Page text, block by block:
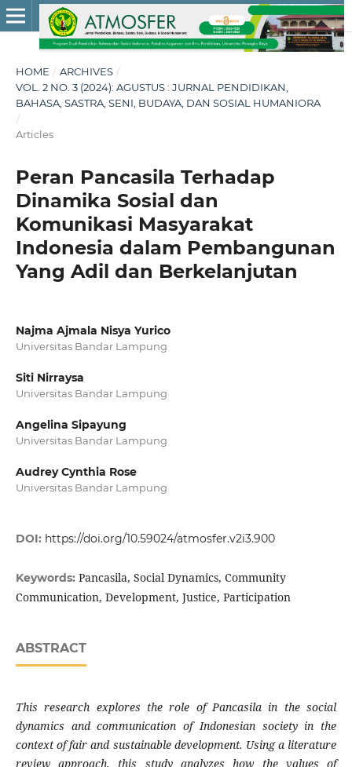
HOME / ARCHIVES /
VOL. 2 NO. 3 (2024): AGUSTUS : JURNAL PENDIDIKAN,
BAHASA, SASTRA, SENI, BUDAYA, DAN SOSIAL HUMANIORA
/
Articles
Peran Pancasila Terhadap
Dinamika Sosial dan
Komunikasi Masyarakat
Indonesia dalam Pembangunan
Yang Adil dan Berkelanjutan
Najma Ajmala Nisya Yurico
Universitas Bandar Lampung
Siti Nirraysa
Universitas Bandar Lampung
Angelina Sipayung
Universitas Bandar Lampung
Audrey Cynthia Rose
Universitas Bandar Lampung
DOI: https://doi.org/10.59024/atmosfer.v2i3.900
Keywords: Pancasila, Social Dynamics, Community
Communication, Development, Justice, Participation
ABSTRACT
This research explores the role of Pancasila in the social
dynamics and communication of Indonesian society in the
context of fair and sustainable development. Using a literature
review approach, this study analyzes how the values of